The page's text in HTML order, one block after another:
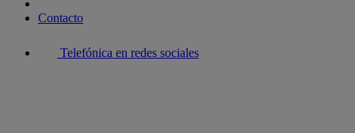
Contacto
Telefónica en redes sociales